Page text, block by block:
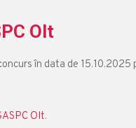
Olt
în data de
Olt.